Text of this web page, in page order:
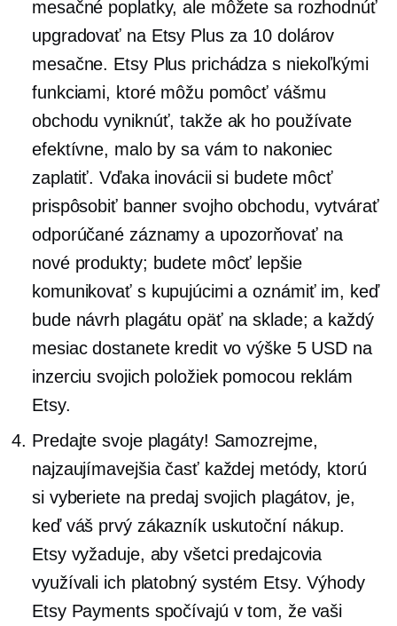
mesačné poplatky, ale môžete sa rozhodnúť
upgradovať na Etsy Plus za 10 dolárov
mesačne. Etsy Plus prichádza s niekoľkými
funkciami, ktoré môžu pomôcť vášmu
obchodu vyniknúť, takže ak ho používate
efektívne, malo by sa vám to nakoniec
zaplatiť. Vďaka inovácii si budete môcť
prispôsobiť banner svojho obchodu, vytvárať
odporúčané záznamy a upozorňovať na
nové produkty; budete môcť lepšie
komunikovať s kupujúcimi a oznámiť im, keď
bude návrh plagátu opäť na sklade; a každý
mesiac dostanete kredit vo výške 5 USD na
inzerciu svojich položiek pomocou reklám
Etsy.
Predajte svoje plagáty! Samozrejme,
najzaujímavejšia časť každej metódy, ktorú
si vyberiete na predaj svojich plagátov, je,
keď váš prvý zákazník uskutoční nákup.
Etsy vyžaduje, aby všetci predajcovia
využívali ich platobný systém Etsy. Výhody
Etsy Payments spočívajú v tom, že vaši